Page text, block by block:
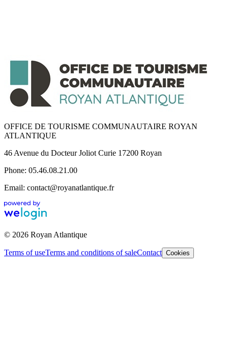
OFFICE DE TOURISME COMMUNAUTAIRE ROYAN
ATLANTIQUE
46 Avenue du Docteur Joliot Curie 17200 Royan
Phone: 05.46.08.21.00
Email: contact@royanatlantique.fr
© 2026 Royan Atlantique
Terms of useTerms and conditions of saleContact Cookies